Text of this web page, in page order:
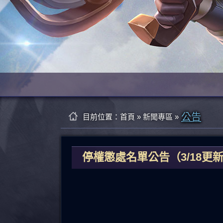
目前位置： 首頁 » 新聞專區 » 公告
停權懲處名單公告（3/18更